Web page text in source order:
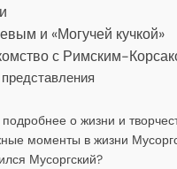
и «Могучей кучкой»
с Римским-
о жизни и
моменты в жизни
Мусоргский?